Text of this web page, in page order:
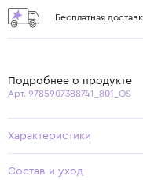
Бесплатная
Подробнее о продукте
Арт. 9785907388741_801_OS
Характеристики
Состав и уход